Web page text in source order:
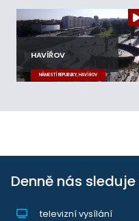
HAVÍŘOV
NÁMĚSTÍ REPUBLIKY, HAVÍŘOV
Denně nás sleduje
televizní vysílání